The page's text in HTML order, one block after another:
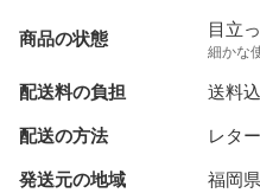
商品の状態 目立
細かな
配送料の負担 送料
配送の方法 レタ
発送元の地域 福岡県